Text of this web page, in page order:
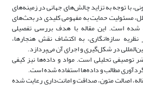
با توجه به تزاید چالش‌های جهانی در زمینه‌های
مسئولیت حمایت به مفهومی کلیدی در بحث‌های
است. این مقاله با هدف بررسی تفصیلی
سازه‌انگاری، به اکتشاف نقش هنجارها،
در شکل‌گیری و اجرای آن می‌پردازد.
توصیفی تحلیلی است. مواد و داده‌ها نیز کیفی
مطالب و داده‌ها استفاده‌ شده است.
اصالت متون، صداقت و امانت‌داری رعایت شده